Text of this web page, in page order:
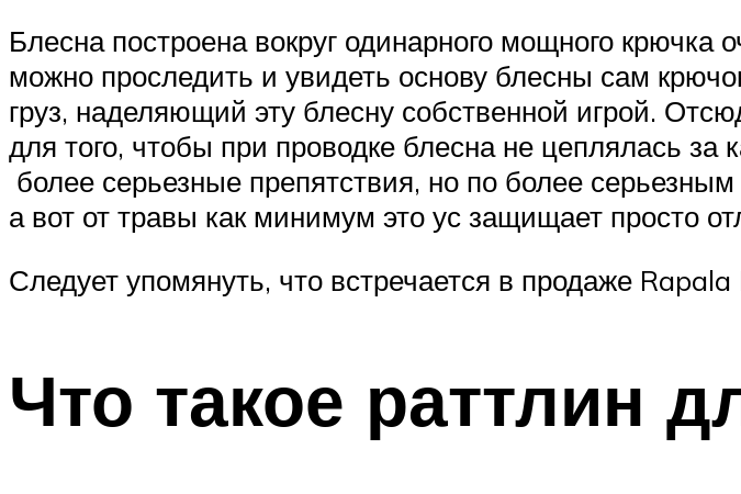
Блесна построена вокруг одинарного мощного крючка
можно проследить и увидеть основу блесны сам
груз, наделяющий эту блесну собственной игрой.
для того, чтобы при проводке блесна не цеплялась
более серьезные препятствия, но по более
а вот от травы как минимум это ус защищает просто
Следует упомянуть, что встречается в продаже
Что такое раттлин